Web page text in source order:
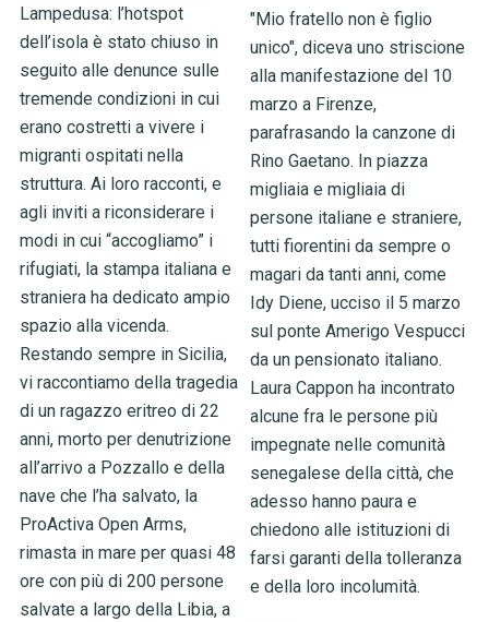
Lampedusa: l’hotspot
dell’isola è stato chiuso in
seguito alle denunce sulle
tremende condizioni in cui
erano costretti a vivere i
migranti ospitati nella
struttura. Ai loro racconti, e
agli inviti a riconsiderare i
modi in cui “accogliamo” i
rifugiati, la stampa italiana e
straniera ha dedicato ampio
spazio alla vicenda.
Restando sempre in Sicilia,
vi raccontiamo della tragedia
di un ragazzo eritreo di 22
anni, morto per denutrizione
all’arrivo a Pozzallo e della
nave che l’ha salvato, la
ProActiva Open Arms,
rimasta in mare per quasi 48
ore con più di 200 persone
salvate a largo della Libia, a
"Mio fratello non è figlio
unico", diceva uno striscione
alla manifestazione del 10
marzo a Firenze,
parafrasando la canzone di
Rino Gaetano. In piazza
migliaia e migliaia di
persone italiane e straniere,
tutti fiorentini da sempre o
magari da tanti anni, come
Idy Diene, ucciso il 5 marzo
sul ponte Amerigo Vespucci
da un pensionato italiano.
Laura Cappon ha incontrato
alcune fra le persone più
impegnate nelle comunità
senegalese della città, che
adesso hanno paura e
chiedono alle istituzioni di
farsi garanti della tolleranza
e della loro incolumità.